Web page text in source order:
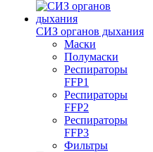
СИЗ органов дыхания
Маски
Полумаски
Респираторы
FFP1
Респираторы
FFP2
Респираторы
FFP3
Фильтры